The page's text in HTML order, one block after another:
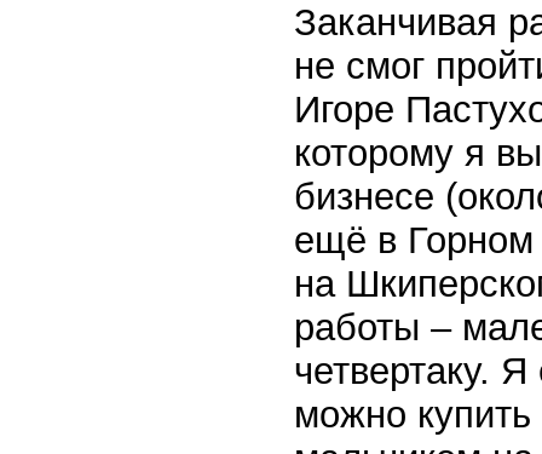
Заканчивая
не смог
Игоре
которому я
бизнесе
ещё в Горном
на
работы –
четвертаку.
можно